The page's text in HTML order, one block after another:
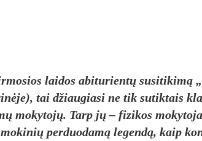
laidos abiturientų susitikimą
tai džiaugiasi ne tik sutiktais
mokytojų. Tarp jų – fizikos
perduodamą legendą, kaip